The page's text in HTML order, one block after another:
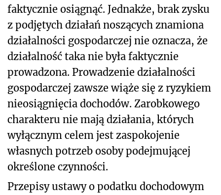
faktycznie osiągnąć. Jednakże, brak zysku
z podjętych działań noszących znamiona
działalności gospodarczej nie oznacza, że
działalność taka nie była faktycznie
prowadzona. Prowadzenie działalności
gospodarczej zawsze wiąże się z ryzykiem
nieosiągnięcia dochodów. Zarobkowego
charakteru nie mają działania, których
wyłącznym celem jest zaspokojenie
własnych potrzeb osoby podejmującej
określone czynności.
Przepisy ustawy o podatku dochodowym